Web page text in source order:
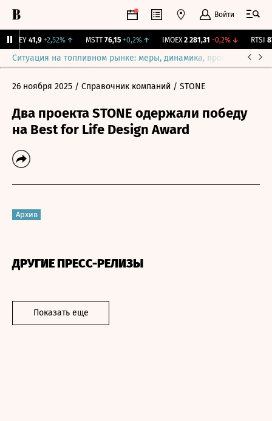
Войти
OKEY 41,9 +2,52%↑ MSTT 76,15 +0,2%↑ IMOEX 2 281,31 -0,2%↓ RTSI
Ситуация на топливном рынке: меры, динамика, прогнозы
26 ноября 2025 / Справочник компаний / STONE
Два проекта STONE одержали победу
на Best for Life Design Award
Архив
ДРУГИЕ ПРЕСС-РЕЛИЗЫ
Показать еще